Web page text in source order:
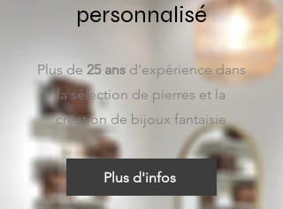
personnalisé
Plus de 25 ansd'expérience dans
la sélection de pierres et la
création de bijoux fantaisie
Plus d'infos